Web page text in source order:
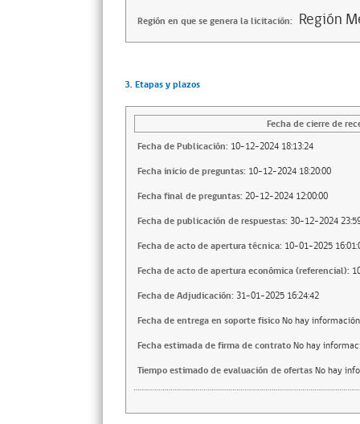
Región en que se genera la licitación: Región
3. Etapas y plazos
Fecha de cierre de
Fecha de Publicación: 10-12-2024 18:13:24
Fecha inicio de preguntas: 10-12-2024 18:20:00
Fecha final de preguntas: 20-12-2024 12:00:00
Fecha de publicación de respuestas: 30-12-2024
Fecha de acto de apertura técnica: 10-01-2025
Fecha de acto de apertura económica (referencial):
Fecha de Adjudicación: 31-01-2025 16:24:42
Fecha de entrega en soporte fisicoNo hay información
Fecha estimada de firma de contratoNo hay
Tiempo estimado de evaluación de ofertasNo hay